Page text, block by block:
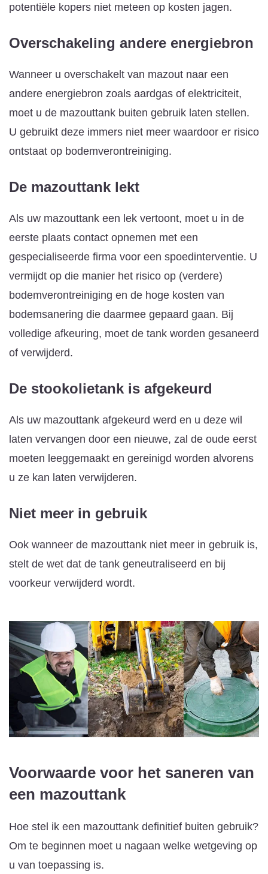
potentiële kopers niet meteen op kosten jagen.
Overschakeling andere energiebron
Wanneer u overschakelt van mazout naar een
andere energiebron zoals aardgas of elektriciteit,
moet u de mazouttank buiten gebruik laten stellen.
U gebruikt deze immers niet meer waardoor er risico
ontstaat op bodemverontreiniging.
De mazouttank lekt
Als uw mazouttank een lek vertoont, moet u in de
eerste plaats contact opnemen met een
gespecialiseerde firma voor een spoedinterventie. U
vermijdt op die manier het risico op (verdere)
bodemverontreiniging en de hoge kosten van
bodemsanering die daarmee gepaard gaan. Bij
volledige afkeuring, moet de tank worden gesaneerd
of verwijderd.
De stookolietank is afgekeurd
Als uw mazouttank afgekeurd werd en u deze wil
laten vervangen door een nieuwe, zal de oude eerst
moeten leeggemaakt en gereinigd worden alvorens
u ze kan laten verwijderen.
Niet meer in gebruik
Ook wanneer de mazouttank niet meer in gebruik is,
stelt de wet dat de tank geneutraliseerd en bij
voorkeur verwijderd wordt.
Voorwaarde voor het saneren van
een mazouttank
Hoe stel ik een mazouttank definitief buiten gebruik?
Om te beginnen moet u nagaan welke wetgeving op
u van toepassing is.